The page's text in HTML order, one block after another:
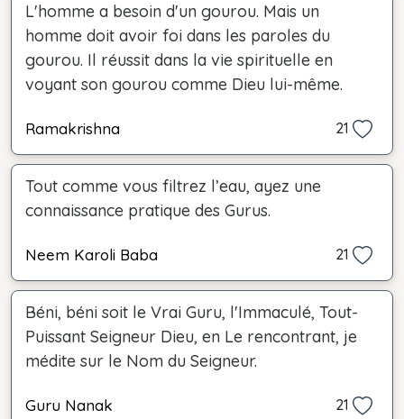
L'homme a besoin d'un gourou. Mais un
homme doit avoir foi dans les paroles du
gourou. Il réussit dans la vie spirituelle en
voyant son gourou comme Dieu lui-même.
Ramakrishna 21
Tout comme vous filtrez l’eau, ayez une
connaissance pratique des Gurus.
Neem Karoli Baba 21
Béni, béni soit le Vrai Guru, l'Immaculé, Tout-
Puissant Seigneur Dieu, en Le rencontrant, je
médite sur le Nom du Seigneur.
Guru Nanak 21